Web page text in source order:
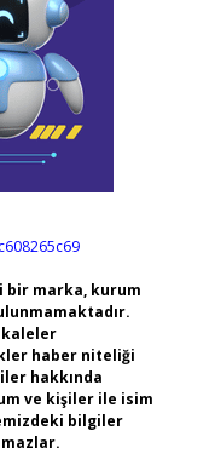
bir marka, kurum
haber niteliği
hakkında
ve kişiler ile isim
bilgiler